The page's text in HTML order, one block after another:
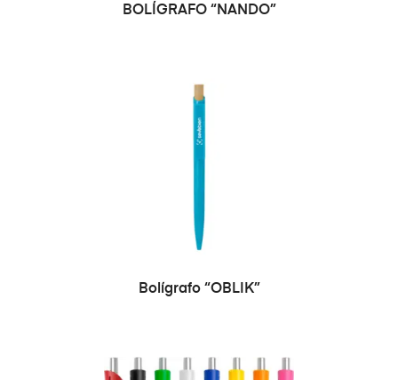
SELECCIONAR OPCIONES
BOLÍGRAFO “NANDO”
SELECCIONAR OPCIONES
Bolígrafo “OBLIK”